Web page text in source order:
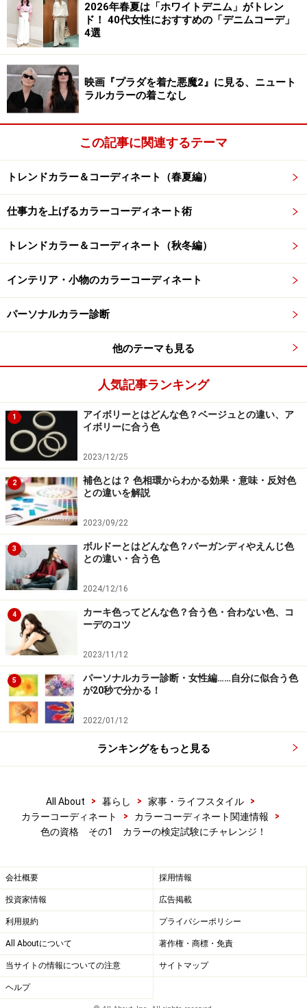
2004年度[冬期]試験について
検定関連サイトで最新情報をチェック！
※記事内容は執筆時点のものです。最新の内容をご確認くださ
い。
1/2 次のページへ
2026年春夏は「ホワイトデニム」がトレン
ド！ 40代女性におすすめの「デニムコーデ」
4選
映画『プラダを着た悪魔2』に見る、ニュート
ラルカラーの着こなし
この記事に関連するテーマ
トレンドカラー＆コーディネート（春夏編）
仕事力を上げるカラーコーディネート術
トレンドカラー＆コーディネート（秋冬編）
インテリア・小物のカラーコーディネート
パーソナルカラー診断
他のテーマも見る
人気記事ランキング
1
アイボリーとはどんな色？ベージュとの違い、ア
イボリーに合う色
2023/12/25
2
補色とは？ 色相環からわかる効果・意味・反対色
との違いを解説
2023/09/22
3
ボルドーとはどんな色？バーガンディやえんじ色
との違い・合う色
2024/12/16
4
カーキ色ってどんな色？合う色・合わない色、コ
ーデのコツ
2023/11/12
5
パーソナルカラー診断・女性編……自分に似合う色
が20秒で分かる！
2022/01/12
ランキングをもっと見る
All About > 暮らし > 家事・ライフスタイル
>
カラーコーディネート
> カラーコーディネート関連情報
>
色の資格 その1 カラーの検定試験にチャレンジ！
会社概要 採用情報
投資家情報 広告掲載
利用規約 プライバシーポリシー
All Aboutについて 著作権・商標・免責
当サイトの情報についての注意 サイトマップ
ヘルプ